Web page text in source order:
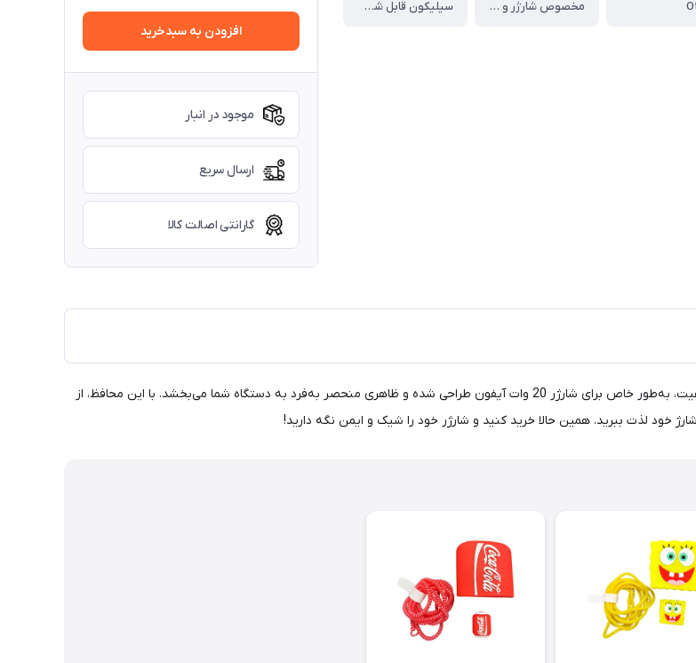
مخصوص شارژر و کابل 20 وات آیفون
سیلیکون قابل شستوشو
افزودن به سبدخرید
موجود در انبار
ارسال سریع
گارانتی اصالت کالا
از شارژر خود با محافظ فانتزی طرح وینی د پو محافظت کنید! این محافظ جذاب و باکیفیت، به‌طور خاص برای شارژر 20 وات آیفون طراحی شده و ظاهری منحصر به‌فرد به دستگاه شما می‌بخشد. با این محافظ، از
خود لذت ببرید. همین حالا خرید کنید و شارژر خود را شیک و ایمن نگه دارید!